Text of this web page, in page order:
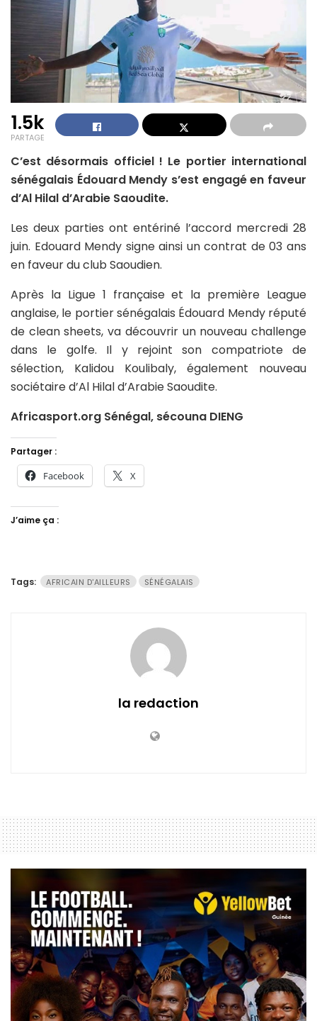
1.5k
PARTAGE
C’est désormais officiel ! Le portier international
sénégalais Édouard Mendy s’est engagé en faveur
d’Al Hilal d’Arabie Saoudite.
Les deux parties ont entériné l’accord mercredi 28
juin. Edouard Mendy signe ainsi un contrat de 03 ans
en faveur du club Saoudien.
Après la Ligue 1 française et la première League
anglaise, le portier sénégalais Édouard Mendy réputé
de clean sheets, va découvrir un nouveau challenge
dans le golfe. Il y rejoint son compatriote de
sélection, Kalidou Koulibaly, également nouveau
sociétaire d’Al Hilal d’Arabie Saoudite.
Africasport.org Sénégal, sécouna DIENG
Partager :
Facebook X
J’aime ça :
Tags: AFRICAIN D'AILLEURS SÉNÉGALAIS
la redaction